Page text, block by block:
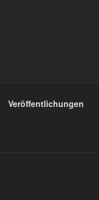
Veröffentlichungen